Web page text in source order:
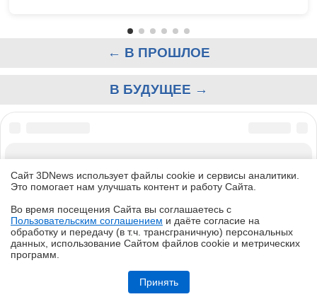
Обзор смартфона iQOO Z11: станция студенческая
← В ПРОШЛОЕ
В БУДУЩЕЕ →
РАССЫЛКА
РЕКЛАМА
КОПИРАЙТ
ПОИСК
ПОЛЬЗОВАТЕЛЬСКОЕ СОГЛАШЕНИЕ
ЗАЩИЩЕНО CURATOR
Сайт 3DNews использует файлы cookie и сервисы аналитики.
Это помогает нам улучшать контент и работу Cайта.
Во время посещения Cайта вы соглашаетесь с
Пользовательским соглашением и даёте согласие на
обработку и передачу (в т.ч. трансграничную) персональных
данных, использование Cайтом файлов cookie и метрических
программ.
Принять